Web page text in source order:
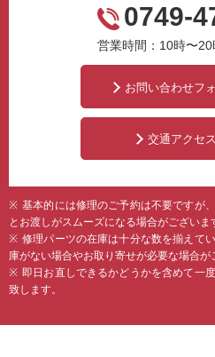
0749-
営業時間：10時〜
お問い合わせフ
交通アクセ
基本的には修理のご予約は不要ですが
とお渡しがスムーズになる場合がございま
修理パーツの在庫は十分な数を揃えて
庫がない場合やお取り寄せが必要な場合が
即日お直しできるかどうかを含めて一
致します。